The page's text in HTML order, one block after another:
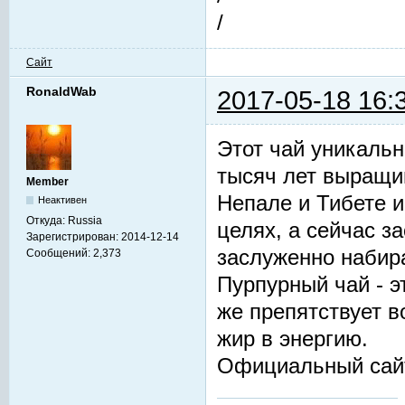
/
Сайт
RonaldWab 2017-05-18
Member
Неактивен
Откуда: Russia
Зарегистрирован: 2014-12-14
Сообщений: 2,373
Этот чай
тысяч лет
Непале и Тибете
целях, а сейчас
заслуженно
Пурпурный чай -
же препятствует
жир в энергию.
Официальный